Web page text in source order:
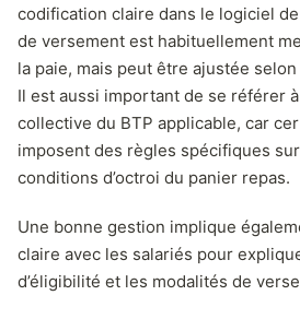
codification claire dans le logiciel
de versement est habituellement
la paie, mais peut être ajustée
Il est aussi important de se référer
collective du BTP applicable, car
imposent des règles spécifiques
conditions d’octroi du panier repas.
Une bonne gestion implique
claire avec les salariés pour
d’éligibilité et les modalités de